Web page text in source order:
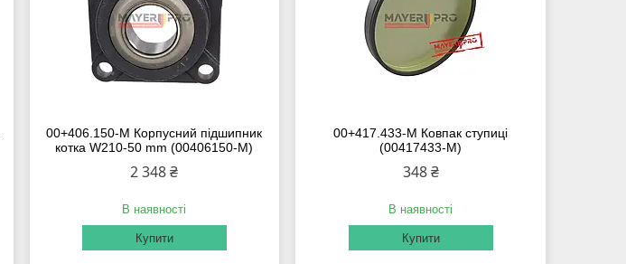
00+406.150-M Корпусний підшипник
котка W210-50 mm (00406150-M)
2 348 ₴
В наявності
Купити
00+417.433-M Ковпак ступиці
(00417433-M)
348 ₴
В наявності
Купити